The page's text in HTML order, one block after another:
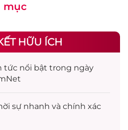
mục
HỮU ÍCH
tức nổi bật trong ngày
sự nhanh và chính xác